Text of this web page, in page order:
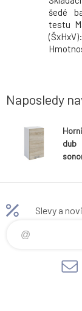
šedé
testu
Naposledy
dub
Slevy a